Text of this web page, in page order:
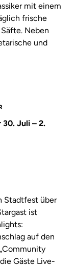
mit einem
frische
Neben
und
Juli – 2.
Stadtfest über
ist
auf den
Gäste Live-